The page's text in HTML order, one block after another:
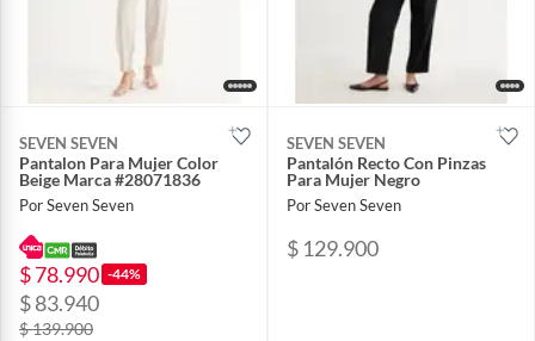
SEVEN SEVEN
Pantalon Para Mujer Color
Beige Marca #28071836
Por Seven Seven
$ 78.990 -44%
$ 83.940
$ 139.900
SEVEN SEVEN
Pantalón Recto Con Pinzas
Para Mujer Negro
Por Seven Seven
$ 129.900